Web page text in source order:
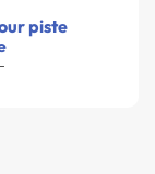
piste